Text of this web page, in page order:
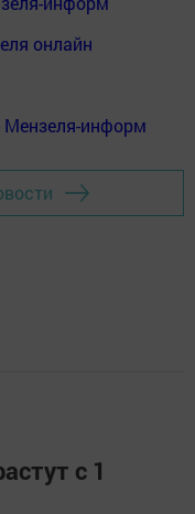
онлайн
Мензеля-информ
с 1